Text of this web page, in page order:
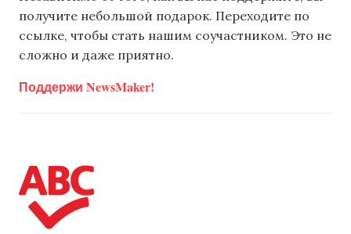
получите небольшой подарок. Переходите по
ссылке, чтобы стать нашим соучастником. Это не
сложно и даже приятно.
Поддержи NewsMaker!